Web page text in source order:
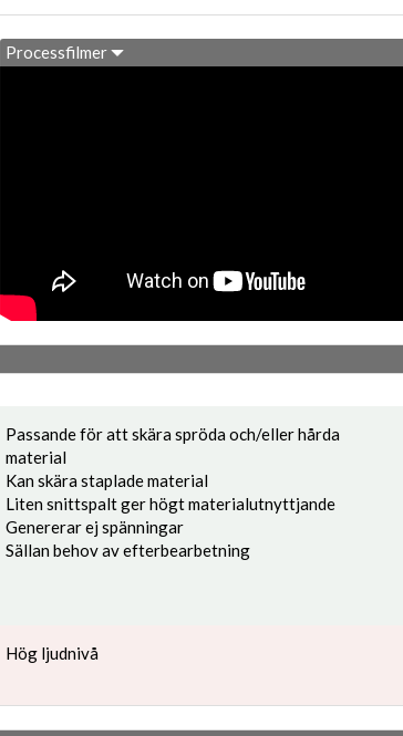
Processfilmer
Passande för att skära spröda och/eller hårda
material
Kan skära staplade material
Liten snittspalt ger högt materialutnyttjande
Genererar ej spänningar
Sällan behov av efterbearbetning
Hög ljudnivå